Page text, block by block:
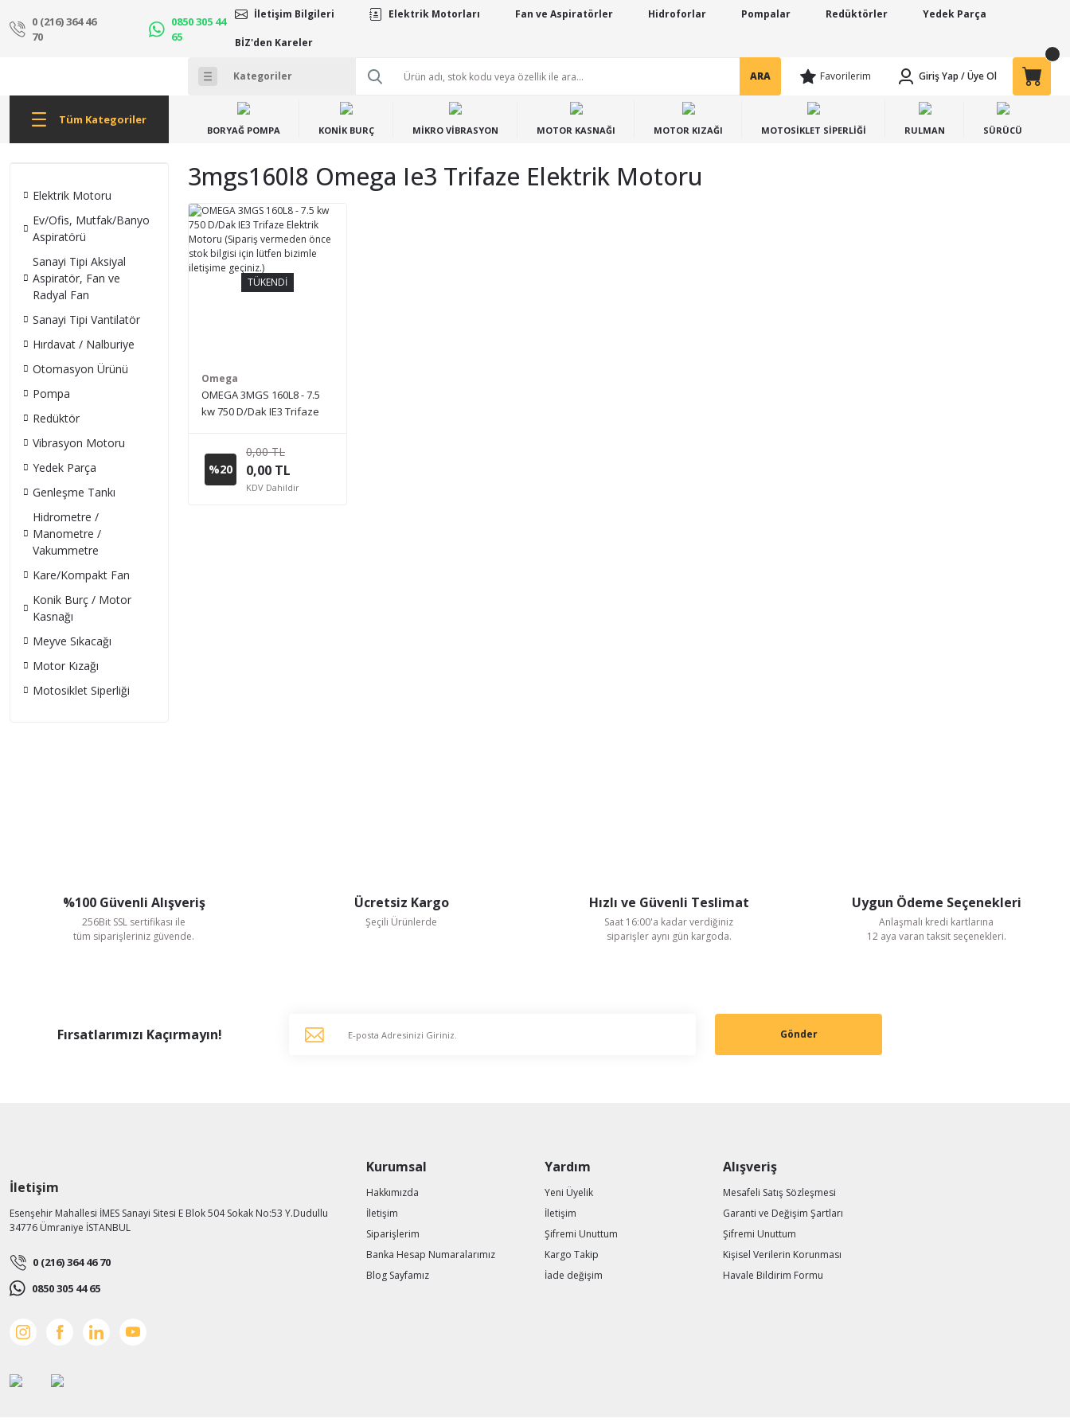
0 (216) 364 46
70
0850 305 44
65
İletişim Bilgileri Elektrik Motorları Fan ve Aspiratörler Hidroforlar Pompalar Redüktörler Yedek Parça
BİZ'den Kareler
ARA Favorilerim Giriş Yap /Üye Ol
Tüm Kategoriler
BORYAĞ POMPA KONİK BURÇ MİKRO VİBRASYON MOTOR KASNAĞI MOTOR KIZAĞI MOTOSİKLET SİPERLİĞİ RULMAN SÜRÜCÜ
Elektrik Motoru
Ev/Ofis, Mutfak/Banyo
Aspiratörü
Sanayi Tipi Aksiyal
Aspiratör, Fan ve
Radyal Fan
Sanayi Tipi Vantilatör
Hırdavat / Nalburiye
Otomasyon Ürünü
Pompa
Redüktör
Vibrasyon Motoru
Yedek Parça
Genleşme Tankı
Hidrometre /
Manometre /
Vakummetre
Kare/Kompakt Fan
Konik Burç / Motor
Kasnağı
Meyve Sıkacağı
Motor Kızağı
Motosiklet Siperliği
3mgs160l8 Omega Ie3 Trifaze Elektrik Motoru
TÜKENDİ
Omega
OMEGA 3MGS 160L8 - 7.5
kw 750 D/Dak IE3 Trifaze
vermeden önce stok bilgisi
için lütfen bizimle iletişime
geçiniz.)
%20
0,00 TL
0,00 TL
KDV Dahildir
%100 Güvenli Alışveriş
256Bit SSL sertifikası ile
tüm siparişleriniz güvende.
Ücretsiz Kargo
Şeçili Ürünlerde
Hızlı ve Güvenli Teslimat
Saat 16:00'a kadar verdiğiniz
siparişler aynı gün kargoda.
Uygun Ödeme Seçenekleri
Anlaşmalı kredi kartlarına
12 aya varan taksit seçenekleri.
Fırsatlarımızı Kaçırmayın! Gönder
İletişim
Esenşehir Mahallesi İMES Sanayi Sitesi E Blok 504 Sokak No:53 Y.Dudullu
34776 Ümraniye İSTANBUL
0 (216) 364 46 70
0850 305 44 65
Kurumsal
Hakkımızda
İletişim
Siparişlerim
Banka Hesap Numaralarımız
Blog Sayfamız
Yardım
Yeni Üyelik
İletişim
Şifremi Unuttum
Kargo Takip
İade değişim
Alışveriş
Mesafeli Satış Sözleşmesi
Garanti ve Değişim Şartları
Şifremi Unuttum
Kişisel Verilerin Korunması
Havale Bildirim Formu